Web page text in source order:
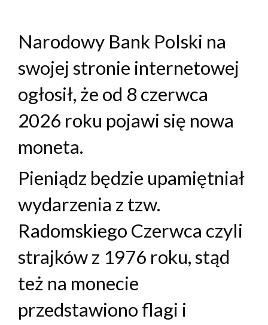
Narodowy Bank Polski na
swojej stronie internetowej
ogłosił, że od 8 czerwca
2026 roku pojawi się nowa
moneta.
Pieniądz będzie upamiętniał
wydarzenia z tzw.
Radomskiego Czerwca czyli
strajków z 1976 roku, stąd
też na monecie
przedstawiono flagi i